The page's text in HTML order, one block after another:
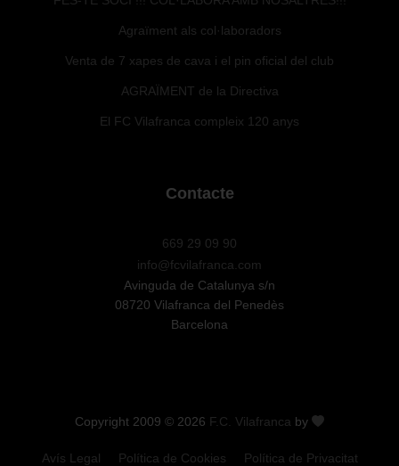
Agraïment als col·laboradors
Venta de 7 xapes de cava i el pin oficial del club
AGRAÏMENT de la Directiva
El FC Vilafranca compleix 120 anys
Contacte
669 29 09 90
info@fcvilafranca.com
Avinguda de Catalunya s/n
08720 Vilafranca del Penedès
Barcelona
Copyright 2009 © 2026 F.C. Vilafranca by
Avís Legal Política de Cookies Política de Privacitat